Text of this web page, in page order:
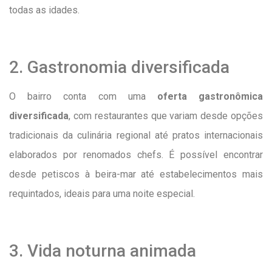
todas as idades.
2. Gastronomia diversificada
O bairro conta com uma oferta gastronômica
diversificada, com restaurantes que variam desde opções
tradicionais da culinária regional até pratos internacionais
elaborados por renomados chefs. É possível encontrar
desde petiscos à beira-mar até estabelecimentos mais
requintados, ideais para uma noite especial.
3. Vida noturna animada